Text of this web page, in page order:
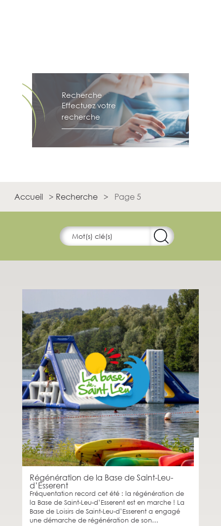
Recherche
Effectuez votre
recherche
Accueil > Recherche > Page 5
Régénération de la Base de Saint-Leu-
d’Esserent
Fréquentation record cet été : la régénération de
la Base de Saint-Leu-d’Esserent est en marche ! La
Base de Loisirs de Saint-Leu-d’Esserent a engagé
une démarche de régénération de son…